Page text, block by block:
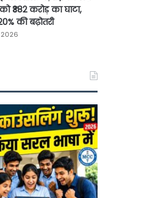
₹382 करोड़ का घाटा,
की बढ़ोतरी
2026